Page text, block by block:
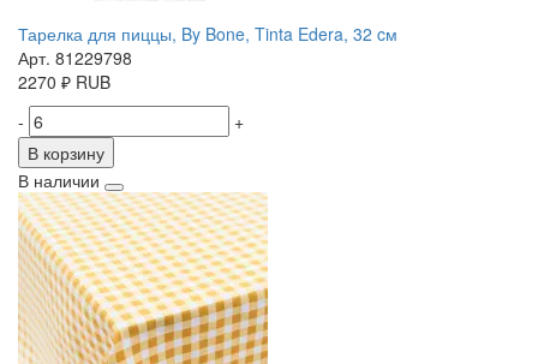
Тарелка для пиццы, By Bone, Tinta Edera, 32 cм
Арт. 81229798
2270 ₽ RUB
-
+
В корзину
В наличии